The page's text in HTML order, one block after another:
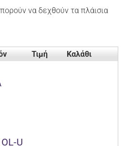
να δεχθούν τα πλάισια
Τιμή
Καλάθι
U